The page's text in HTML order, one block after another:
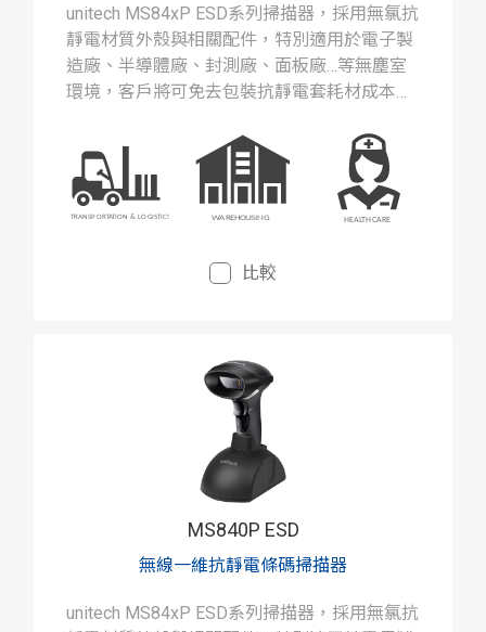
unitech MS84xP ESD系列掃描器，採用無氯抗
靜電材質外殼與相關配件，特別適用於電子製
造廠、半導體廠、封測廠、面板廠…等無塵室
環境，客戶將可免去包裝抗靜電套耗材成本浪
提昇生產品質良率。
比較
MS840P ESD
無線一維抗靜電條碼掃描器
unitech MS84xP ESD系列掃描器，採用無氯抗